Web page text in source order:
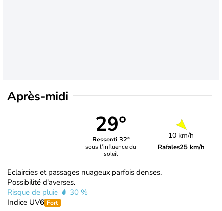
Après-midi
29°
Ressenti 32°
sous l’influence du
soleil
10 km/h
Rafales25 km/h
Eclaircies et passages nuageux parfois denses.
Possibilité d'averses.
Risque de pluie
30 %
Indice UV6 Fort